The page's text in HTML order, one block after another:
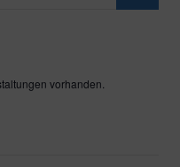
vorhanden.